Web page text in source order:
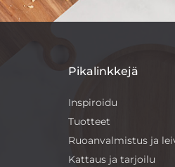
Pikalinkkejä
Inspiroidu
Tuotteet
Ruoanvalmistus ja
Kattaus ja tarjoilu